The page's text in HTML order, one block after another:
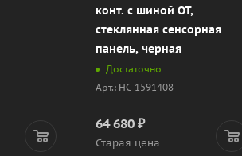
конт. с шиной OT,
стеклянная сенсорная
панель, черная
Достаточно
Арт.: НС-1591408
64 680 ₽
Старая цена